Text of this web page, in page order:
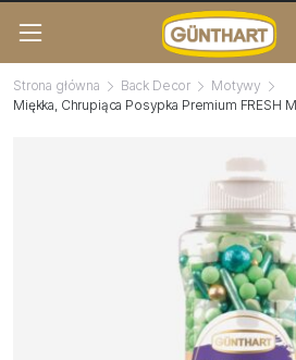
Strona główna Back Decor
Motywy
Miękka, Chrupiąca Posypka Premium FRESH